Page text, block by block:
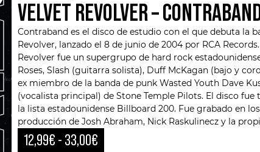
VELVET REVOLVER –
Contraband es el disco de estudio con el que debuta la
Revolver, lanzado el 8 de junio de 2004 por RCA
Revolver fue un supergrupo de hard rock
Roses, Slash (guitarra solista), Duff McKagan(bajo y
ex miembro de la banda de punk Wasted Youth Dave
(vocalista principal) de Stone Temple Pilots. El disco
la lista estadounidense Billboard 200. Fue grabado en
producción de Josh Abraham, Nick Raskulinecz y la
12,99€ - 33,00€